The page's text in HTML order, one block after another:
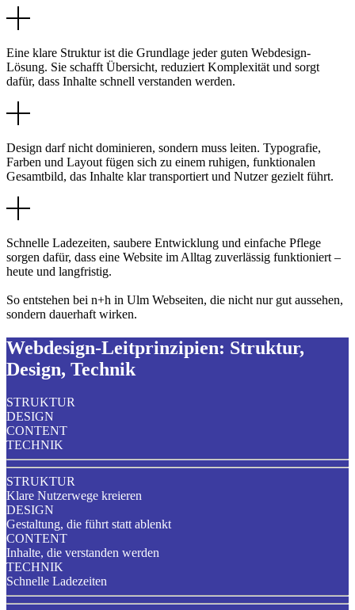
Eine klare Struktur ist die Grundlage jeder guten Webdesign-
Lösung. Sie schafft Übersicht, reduziert Komplexität und sorgt
dafür, dass Inhalte schnell verstanden werden.
Design darf nicht dominieren, sondern muss leiten. Typografie,
Farben und Layout fügen sich zu einem ruhigen, funktionalen
Gesamtbild, das Inhalte klar transportiert und Nutzer gezielt führt.
Schnelle Ladezeiten, saubere Entwicklung und einfache Pflege
sorgen dafür, dass eine Website im Alltag zuverlässig funktioniert –
heute und langfristig.
So entstehen bei n+h in Ulm Webseiten, die nicht nur gut aussehen,
sondern dauerhaft wirken.
Webdesign-Leitprinzipien: Struktur,
Design, Technik
STRUKTUR
DESIGN
CONTENT
TECHNIK
STRUKTUR
Klare Nutzerwege kreieren
DESIGN
Gestaltung, die führt statt ablenkt
CONTENT
Inhalte, die verstanden werden
TECHNIK
Schnelle Ladezeiten